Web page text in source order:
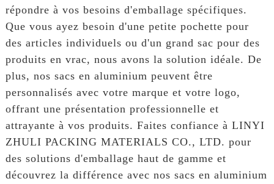
répondre à vos besoins d'emballage spécifiques.
Que vous ayez besoin d'une petite pochette pour
des articles individuels ou d'un grand sac pour des
produits en vrac, nous avons la solution idéale. De
plus, nos sacs en aluminium peuvent être
personnalisés avec votre marque et votre logo,
offrant une présentation professionnelle et
attrayante à vos produits. Faites confiance à LINYI
ZHULI PACKING MATERIALS CO., LTD. pour
des solutions d'emballage haut de gamme et
découvrez la différence avec nos sacs en aluminium